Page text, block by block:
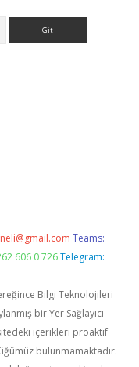
Teams:
606 0 726 Telegram:
Bilgi Teknolojileri
bir Yer Sağlayıcı
içerikleri proaktif
bulunmamaktadır.